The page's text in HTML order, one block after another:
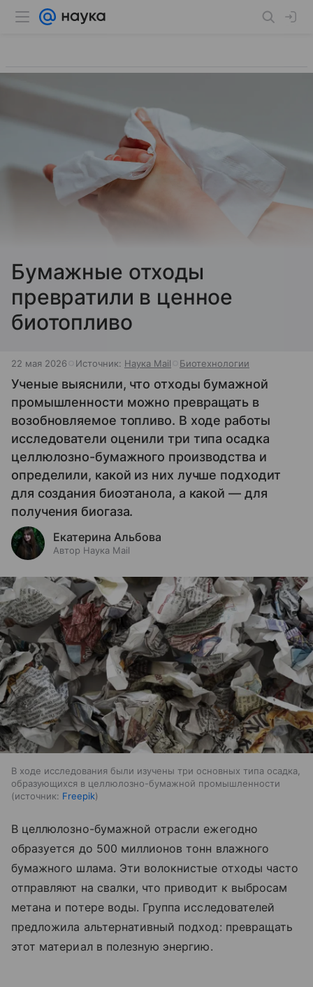
Бумажные отходы
превратили в ценное
биотопливо
22 мая 2026 Источник: Наука Mail Биотехнологии
Ученые выяснили, что отходы бумажной
промышленности можно превращать в
возобновляемое топливо. В ходе работы
исследователи оценили три типа осадка
целлюлозно-бумажного производства и
определили, какой из них лучше подходит
для создания биоэтанола, а какой — для
получения биогаза.
Екатерина Альбова
Автор Наука Mail
В ходе исследования были изучены три основных типа осадка,
образующихся в целлюлозно-бумажной промышленности
источник: Freepik
В целлюлозно-бумажной отрасли ежегодно
образуется до 500 миллионов тонн влажного
бумажного шлама. Эти волокнистые отходы часто
отправляют на свалки, что приводит к выбросам
метана и потере воды. Группа исследователей
предложила альтернативный подход: превращать
этот материал в полезную энергию.